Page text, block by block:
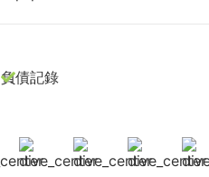
負債記錄